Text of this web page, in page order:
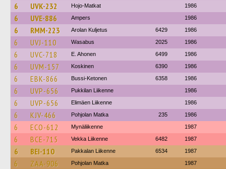
6 UVK-232 Hojo-Matkat 1986
6 UVE-886 Ampers 1986
6 RMM-223 Arolan Kuljetus 6429 1986
6 UVJ-110 Wasabus 2025 1986
6 UVC-718 E. Ahonen 6499 1986
6 UVM-157 Koskinen 6390 1986
6 EBK-866 Bussi-Ketonen 6358 1986
6 UVP-656 Pukkilan Liikenne 1986
6 UVP-656 Elimäen Liikenne 1986
6 KJV-466 Pohjolan Matka 235 1986
6 ECO-612 Mynäliikenne 1987
6 BCE-715 Vekka Liikenne 6482 1987
6 BEI-110 Pakkalan Liikenne 6534 1987
6 ZAA-906 Pohjolan Matka 1987